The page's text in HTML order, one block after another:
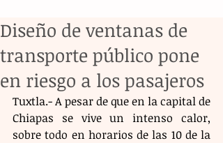
Diseño de ventanas de
transporte público pone
en riesgo a los pasajeros
Tuxtla.- A pesar de que en la capital de
Chiapas se vive un intenso calor,
sobre todo en horarios de las 10 de la